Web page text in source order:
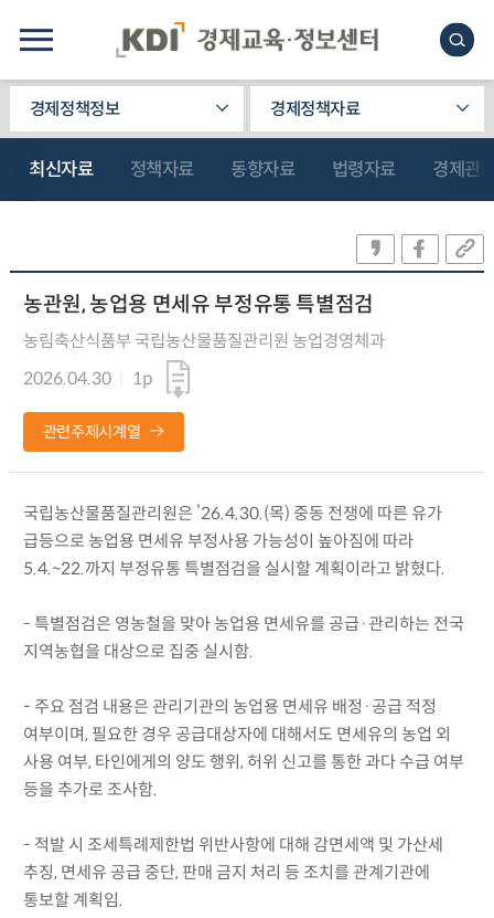
경제정책정보 경제정책자료
최신자료 정책자료 동향자료 법령자료 경제관
농관원, 농업용 면세유 부정유통 특별점검
농림축산식품부 국립농산물품질관리원 농업경영체과
2026.04.30
1p
관련주제시계열
국립농산물품질관리원은 ’26.4.30.(목) 중동 전쟁에 따른 유가
급등으로 농업용 면세유 부정사용 가능성이 높아짐에 따라
5.4.~22.까지 부정유통 특별점검을 실시할 계획이라고 밝혔다.
- 특별점검은 영농철을 맞아 농업용 면세유를 공급·관리하는 전국
지역농협을 대상으로 집중 실시함.
- 주요 점검 내용은 관리기관의 농업용 면세유 배정·공급 적정
여부이며, 필요한 경우 공급대상자에 대해서도 면세유의 농업 외
사용 여부, 타인에게의 양도 행위, 허위 신고를 통한 과다 수급 여부
등을 추가로 조사함.
- 적발 시 조세특례제한법 위반사항에 대해 감면세액 및 가산세
추징, 면세유 공급 중단, 판매 금지 처리 등 조치를 관계기관에
통보할 계획임.